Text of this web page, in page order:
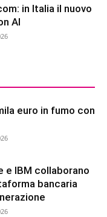
in Italia il nuovo
AI
euro in fumo con
e IBM collaborano
bancaria